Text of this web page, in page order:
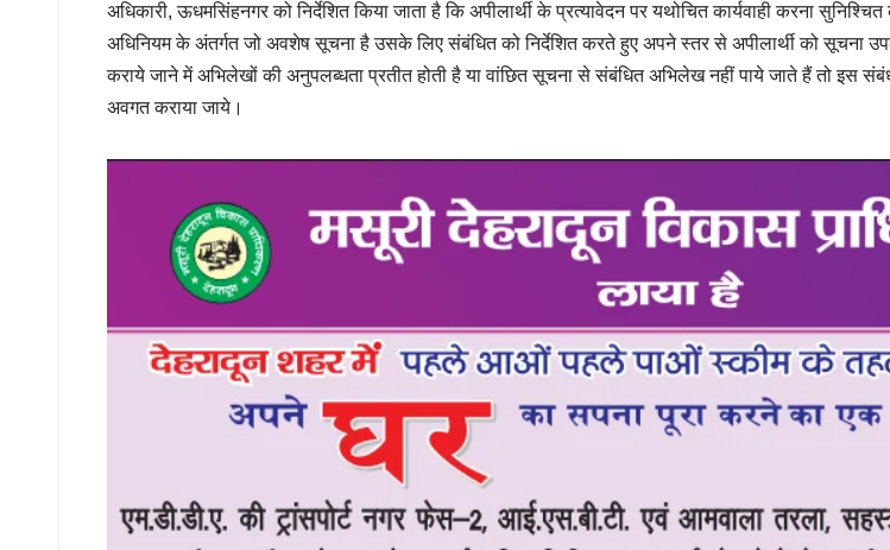
अधिकारी, ऊधमसिंहनगर को निर्देशित किया जाता है कि अपीलार्थी के प्रत्यावेदन पर यथोचित कार्यवाही करना
अधिनियम के अंतर्गत जो अवशेष सूचना है उसके लिए संबंधित को निर्देशित करते हुए अपने स्तर से अपीलार्थी को सूचना
कराये जाने में अभिलेखों की अनुपलब्धता प्रतीत होती है या वांछित सूचना से संबंधित अभिलेख नहीं पाये जाते हैं तो इस
अवगत कराया जाये।